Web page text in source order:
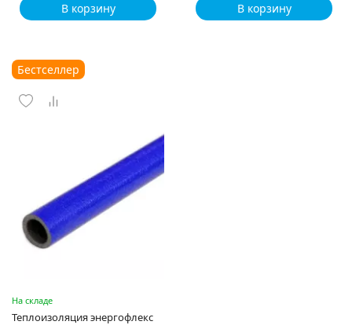
В корзину В корзину
Бестселлер
На складе
Теплоизоляция энергофлекс